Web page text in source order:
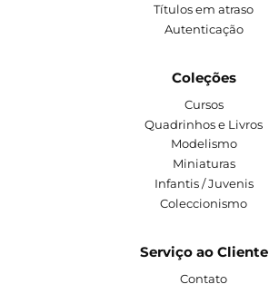
Títulos em atraso
Autenticação
Coleções
Cursos
Quadrinhos e Livros
Modelismo
Miniaturas
Infantis / Juvenis
Coleccionismo
Serviço ao Cliente
Contato